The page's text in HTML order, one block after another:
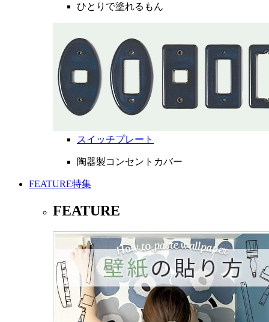
ひとりで塗れるもん
スイッチプレート
陶器製コンセントカバー
FEATURE特集
FEATURE